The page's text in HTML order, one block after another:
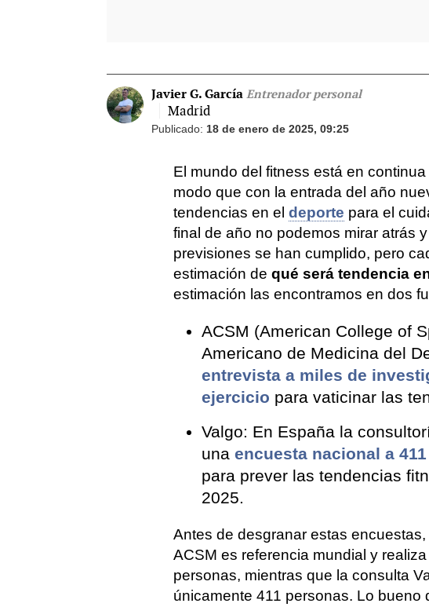
Javier G. García Entrenador personal
Madrid
Publicado: 18 de enero de 2025, 09:25
El mundo del fitness está en
modo que con la entrada del año
tendencias en el deporte para el
final de año no podemos mirar atrás
previsiones se han cumplido, pero
estimación de qué será tendencia
estimación las encontramos en dos
ACSM (American College of
Americano de Medicina del
entrevista a miles de
ejercicio para vaticinar las
Valgo: En España la
una encuesta nacional a
para prever las tendencias
2025.
Antes de desgranar estas
ACSM es referencia mundial y
personas, mientras que la consulta
únicamente 411 personas. Lo bueno